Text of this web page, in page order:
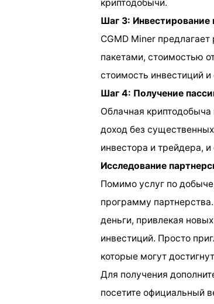
криптодобычи.
Шаг 3: Инвестирование
CGMD Miner
пакетами, стоимостью
стоимость инвестиций
Шаг 4: Получение
Облачная криптодобыча
доход без
инвестора и трейдера,
Исследование
Помимо услуг по
программу
деньги, привлекая
инвестиций. Просто
которые могут
Для получения
посетите официальный